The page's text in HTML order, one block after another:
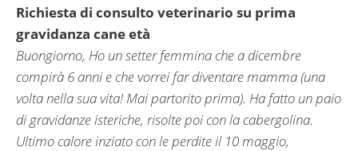
Richiesta di consulto veterinario su prima
gravidanza cane età
Buongiorno, Ho un setter femmina che a dicembre
compirà 6 anni e che vorrei far diventare mamma (una
volta nella sua vita! Mai partorito prima). Ha fatto un paio
di gravidanze isteriche, risolte poi con la cabergolina.
Ultimo calore inziato con le perdite il 10 maggio,